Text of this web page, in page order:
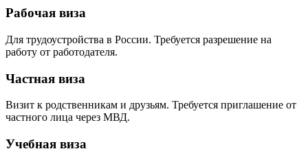
Рабочая виза
Для трудоустройства в России. Требуется разрешение на
работу от работодателя.
Частная виза
Визит к родственникам и друзьям. Требуется приглашение от
частного лица через МВД.
Учебная виза